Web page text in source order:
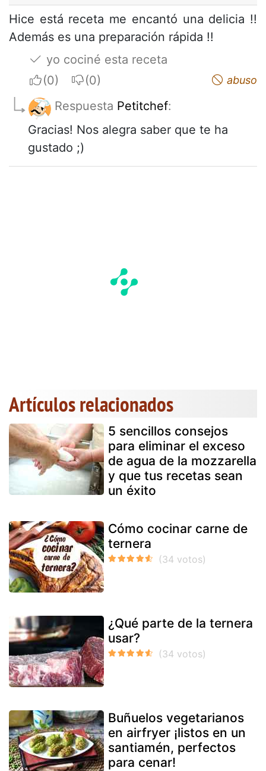
Hice está receta me encantó una delicia !!
Además es una preparación rápida !!
yo cociné esta receta
I apreciateI do not appreciate abuso
Respuesta Petitchef:
Gracias! Nos alegra saber que te ha
gustado ;)
Artículos relacionados
5 sencillos consejos
para eliminar el exceso
de agua de la mozzarella
y que tus recetas sean
un éxito
Cómo cocinar carne de
ternera
¿Qué parte de la ternera
usar?
Buñuelos vegetarianos
en airfryer ¡listos en un
santiamén, perfectos
para cenar!